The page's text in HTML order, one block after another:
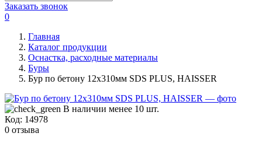
Заказать звонок
0
Главная
Каталог продукции
Оснастка, расходные материалы
Буры
Бур по бетону 12х310мм SDS PLUS, HAISSER
В наличии менее 10 шт.
Код: 14978
0 отзыва